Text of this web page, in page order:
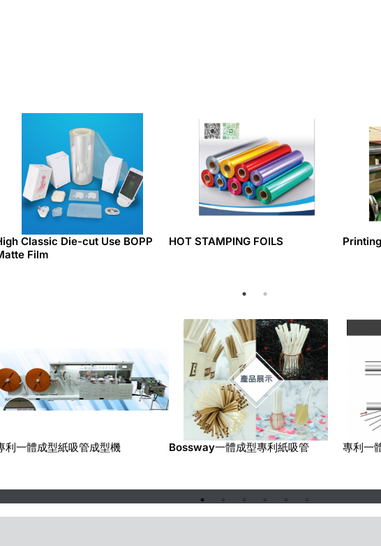
Classic Die-cut Use BOPP
Film
HOT STAMPING FOILS
利一體成型紙吸管成型機 Bossway一體成型專利紙吸管 專利一